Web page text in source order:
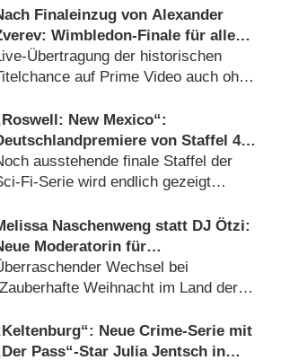
Finaleinzug von Alexander
Wimbledon-Finale für alle
empfangbar
Übertragung der historischen
auf Prime Video auch ohne
New Mexico“:
von Staffel 4
tief in der Nacht versteckt
ausstehende finale Staffel der
Fi-Serie wird endlich gezeigt
Naschenweng statt DJ Ötzi:
Moderatorin für
von ORF und BR
Wechsel bei
Weihnacht im Land der
Neue Crime-Serie mit
Pass“-Star Julia Jentsch in